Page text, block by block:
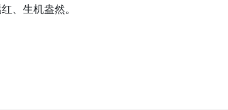
、生机盎然。